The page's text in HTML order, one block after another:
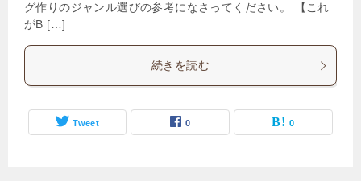
グ作りのジャンル選びの参考になさってください。 【これ
がB […]
続きを読む
Tweet 0 0